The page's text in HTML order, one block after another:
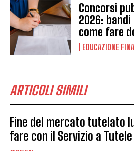
Concorsi
2026:
come fare
EDUCAZIONE
ARTICOLI SIMILI
Fine del mercato tutelato
fare con il Servizio a